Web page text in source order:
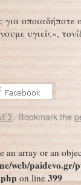
για
υγιείς»,
. Bookmark the
an array or an
web/paidevo.gr/
on line399